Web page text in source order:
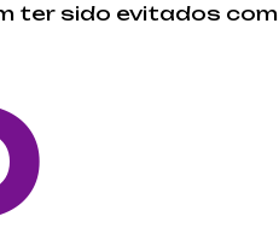
ter sido evitados com